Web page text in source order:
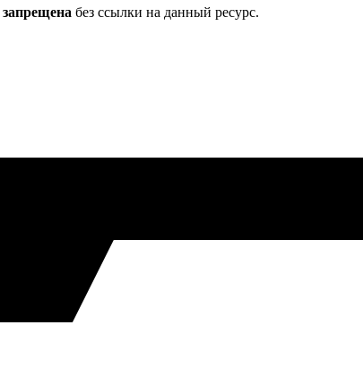
запрещена без ссылки на данный ресурс.